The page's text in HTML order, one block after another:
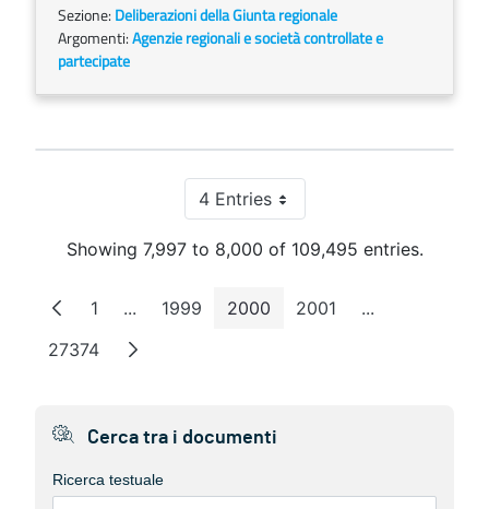
Sezione: Deliberazioni della Giunta regionale
Argomenti:Agenzie regionali e società controllate e
partecipate
4 EntriesPer Page
Showing 7,997 to 8,000 of 109,495 entries.
Page
1 ...Intermediate Pages
Page
1999 Page
2000 Page
2001 ...Intermediate
Page
27374
Cerca tra i documenti
Ricerca testuale